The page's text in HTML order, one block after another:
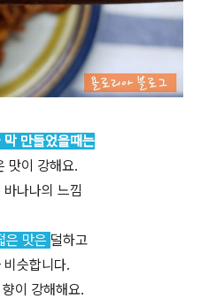
막 만들었을때는
맛이 강해요.
나나의 느낌
은 맛은 덜하고
비슷합니다.
이 강해해요.